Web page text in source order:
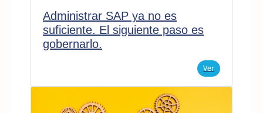
Administrar SAP ya no es
suficiente. El siguiente paso es
gobernarlo.
Ver